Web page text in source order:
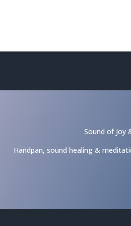
Sound of Joy
Handpan, sound healing &